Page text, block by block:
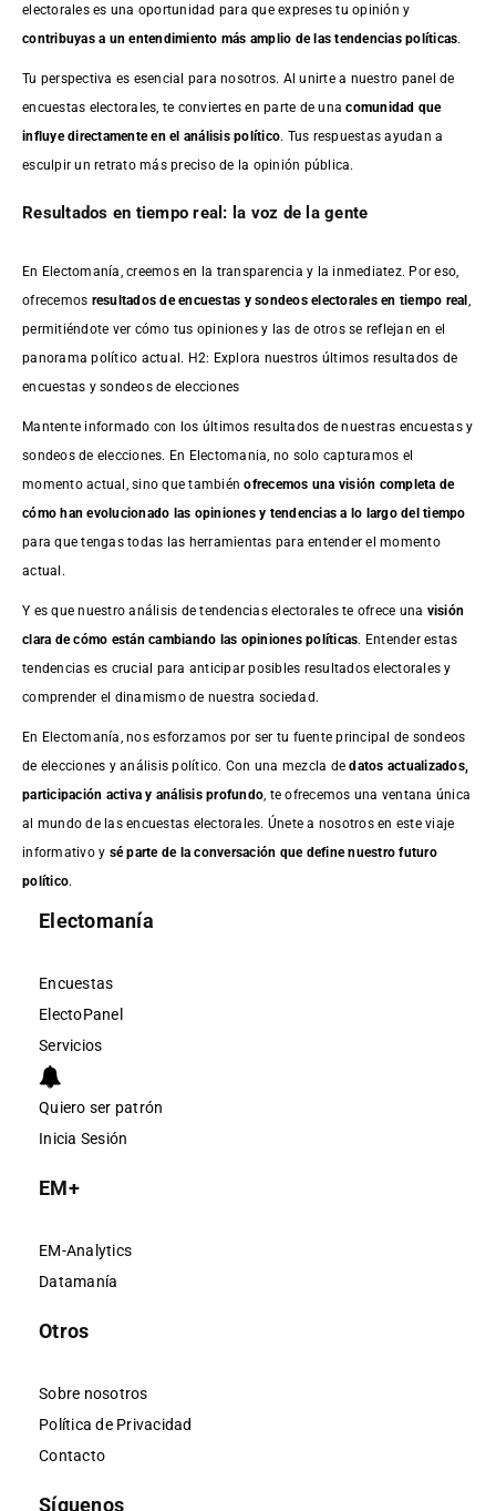
electorales es una oportunidad para que expreses tu opinión y
contribuyas a un entendimiento más amplio de las tendencias políticas.
Tu perspectiva es esencial para nosotros. Al unirte a nuestro panel de
encuestas electorales, te conviertes en parte de unacomunidad que
influye directamente en el análisis político. Tus respuestas ayudan a
esculpir un retrato más preciso de la opinión pública.
Resultados en tiempo real: la voz de la gente
En Electomanía, creemos en la transparencia y la inmediatez. Por eso,
ofrecemos resultados deencuestas y sondeos electorales en tiempo real
permitiéndote ver cómo tus opiniones y las de otros se reflejan en el
panorama político actual. H2: Explora nuestros últimos resultados de
encuestas y sondeos de elecciones
Mantente informado con los últimos resultados de nuestras encuestasy
sondeos de elecciones. En Electomania, no solo capturamos el
momento actual, sino que tambiénofrecemos una visión completa de
cómo han evolucionado las opiniones y tendencias a lo largo del tiempo
para que tengas todas las herramientas para entender el momento
actual.
Y es que nuestro análisis de tendencias electorales te ofrece una visión
clara de cómo están cambiando las opiniones políticas. Entender estas
tendencias es crucial para anticipar posibles resultados electorales y
comprender el dinamismo de nuestra sociedad.
En Electomanía, nos esforzamos por ser tu fuente principal de sondeos
de elecciones y análisis político. Con una mezcla dedatos actualizados,
participación activa y análisis profundo , te ofrecemos una ventana única
al mundo de las encuestas electorales. Únete a nosotros en este viaje
informativo y sé parte de la conversación que define nuestro futuro
político.
Electomanía
Encuestas
ElectoPanel
Servicios
Quiero ser patrón
Inicia Sesión
EM+
EM-Analytics
Datamanía
Otros
Sobre nosotros
Política de Privacidad
Contacto
Síguenos